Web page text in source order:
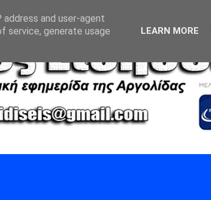
and user-agent
service, generate usage
LEARN MORE